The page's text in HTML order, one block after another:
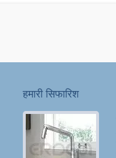
हमारी सिफारिश